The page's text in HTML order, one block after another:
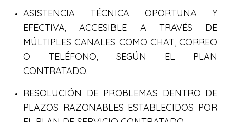
ASISTENCIA TÉCNICA OPORTUNA Y
EFECTIVA, ACCESIBLE A TRAVÉS DE
MÚLTIPLES CANALES COMO CHAT, CORREO
O TELÉFONO, SEGÚN EL PLAN
CONTRATADO.
RESOLUCIÓN DE PROBLEMAS DENTRO DE
PLAZOS RAZONABLES ESTABLECIDOS POR